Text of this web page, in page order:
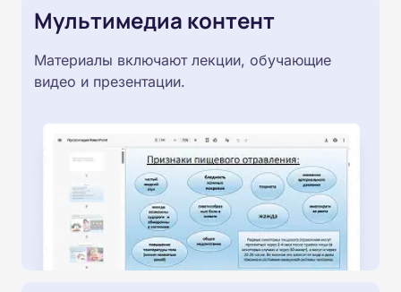
Мультимедиа контент
Материалы включают лекции, обучающие
видео и презентации.